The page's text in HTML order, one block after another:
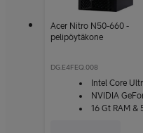
Acer Nitro N50-660 -
pelipöytäkone
DG.E4FEQ.008
Intel Core Ultra 5
NVIDIA GeForce RTX
16 Gt RAM & 512 Gt